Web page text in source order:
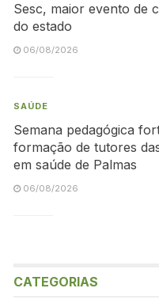
Sesc, maior evento de
do estado
06/08/2026
SAÚDE
Semana pedagógica
formação de tutores
em saúde de Palmas
06/08/2026
CATEGORIAS